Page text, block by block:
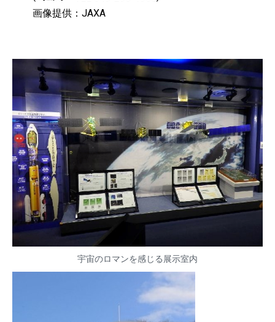
画像提供：JAXA
宇宙のロマンを感じる展示室内